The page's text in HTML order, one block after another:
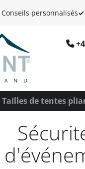
Conseils personnalisés✓
Tailles de tentes